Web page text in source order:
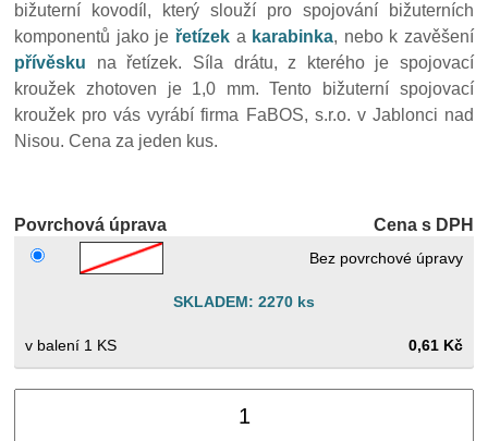
bižuterní kovodíl, který slouží pro spojování bižuterních
komponentů jako je řetízeka karabinka, nebo k zavěšení
přívěsku na řetízek. Síla drátu, z kterého je spojovací
kroužek zhotoven je 1,0 mm. Tento bižuterní spojovací
kroužek pro vás vyrábí firma FaBOS, s.r.o. v Jablonci nad
Nisou. Cena za jeden kus.
Povrchová úprava Cena s DPH
Bez povrchové úpravy
SKLADEM: 2270 ks
1 KS 0,61 Kč